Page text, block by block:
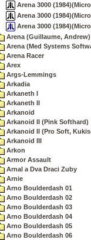
Arena 3000
Arena 3000
Arena 3000
Arena (Guillaume, Andrew)
Arena (Med Systems
Arena Racer
Arex
Args-Lemmings
Arkadia
Arkaneth I
Arkaneth II
Arkanoid
Arkanoid II (Pink Softhard)
Arkanoid II (Pro Soft,
Arkanoid III
Arkon
Armor Assault
Arnal a Dva Draci Zuby
Arnie
Arno Boulderdash 01
Arno Boulderdash 02
Arno Boulderdash 03
Arno Boulderdash 04
Arno Boulderdash 05
Arno Boulderdash 06